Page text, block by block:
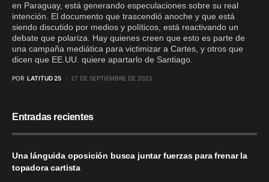
en Paraguay, está generando especulaciones sobre su real
intención. El documento que trascendió anoche y que está
siendo discutido por medios y políticos, está reactivando un
debate que polariza. Hay quienes creen que esto es parte de
una campaña mediática para victimizar a Cartes, y otros que
dicen que EE.UU. quiere apartarlo de Santiago.
POR LATITUD 25 27 DE SEPTIEMBRE DE 2023
Entradas recientes
Una lánguida oposición busca juntar fuerzas para frenar la
topadora cartista